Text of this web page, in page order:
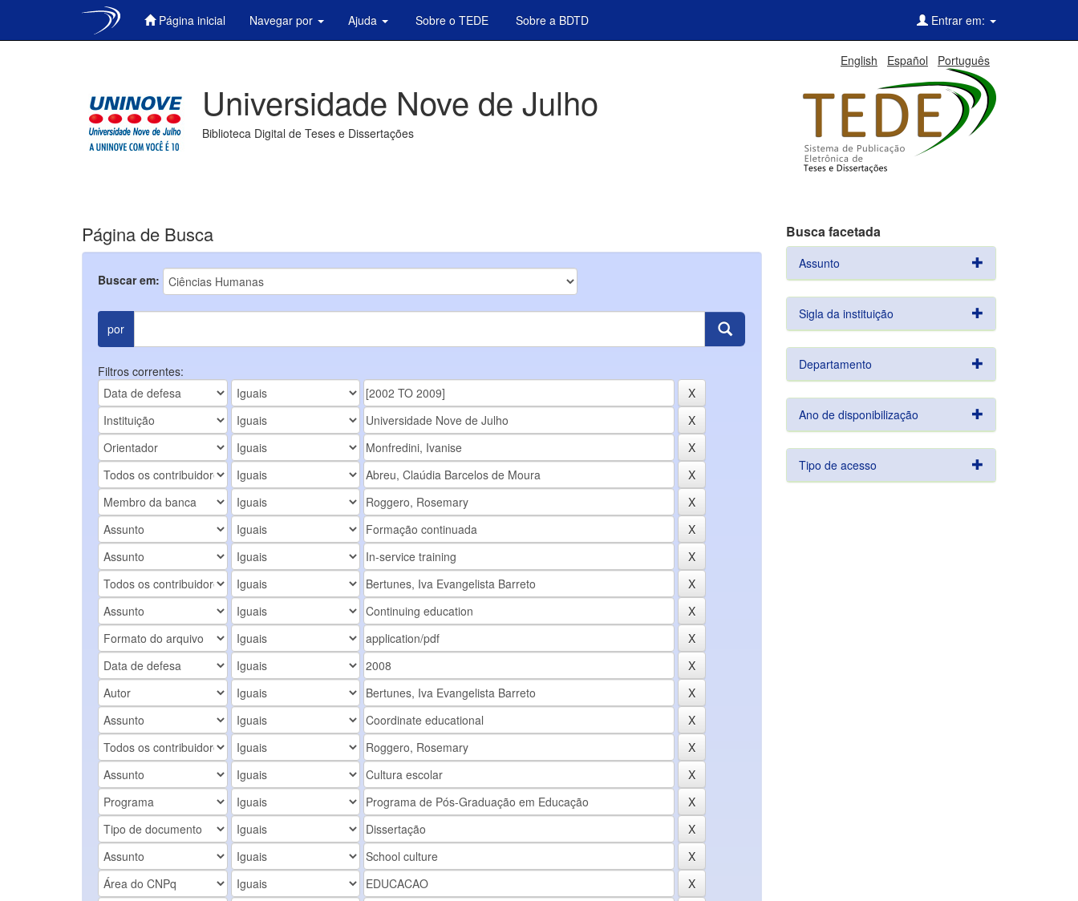
Página inicial Navegar por Ajuda Sobre o TEDE Sobre a BDTD Entrar em:
English Español Português
Universidade Nove de Julho
Biblioteca Digital de Teses e Dissertações
Página de Busca
Buscar em:
por
Filtros correntes:
Busca facetada
Assunto
Sigla da instituição
Departamento
Ano de disponibilização
Tipo de acesso